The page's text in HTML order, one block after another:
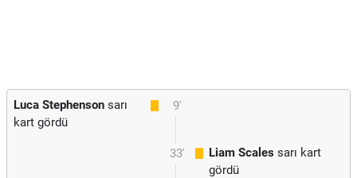
9'
Luca Stephenson sarı
kart gördü
33' Liam Scales sarı kart
gördü